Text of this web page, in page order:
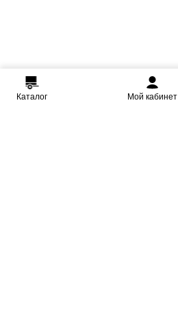
Каталог Мой кабинет